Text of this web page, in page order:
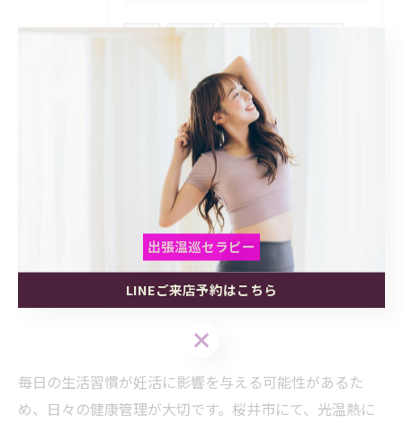
健康美
グラノーラ 腸活 効果
ローチョコレート 桜井市
リラクゼーション 不眠 小顔
脳活 妊活
インナービューティー リラックス
眼精疲労
毎日の生活習慣が妊活に影響を与える可能性があるた
め、日々の健康管理が大切です。桜井市にて、光温熱に
出張温巡セラピー
LINEご来店予約はこちら
出張温巡セラピー
LINEご来店予約はこちら
出張温巡セラピー
LINEご来店予約はこちら